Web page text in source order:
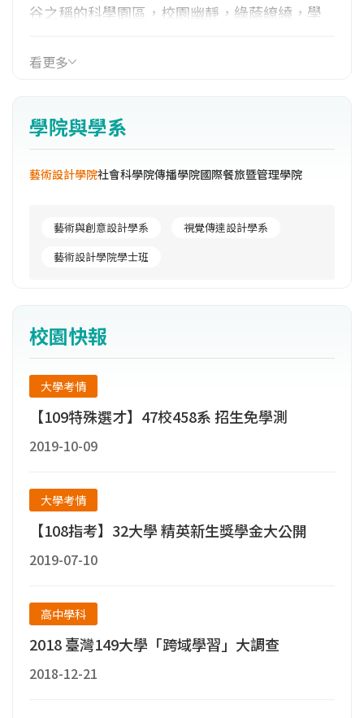
谷之稱的科學園區，校園幽靜，綠蔭繚繞，學
校的核心價值是人文、精緻、溫馨與關懷，並
素養人才及加強學生就業競爭力為目標。
看更多
學院與學系
藝術設計學院社會科學院傳播學院國際餐旅暨管理學院
藝術與創意設計學系
視覺傳達設計學系
藝術設計學院學士班
校園快報
大學考情
【109特殊選才】47校458系 招生免學測
2019-10-09
大學考情
【108指考】32大學 精英新生獎學金大公開
2019-07-10
高中學科
2018 臺灣149大學「跨域學習」大調查
2018-12-21